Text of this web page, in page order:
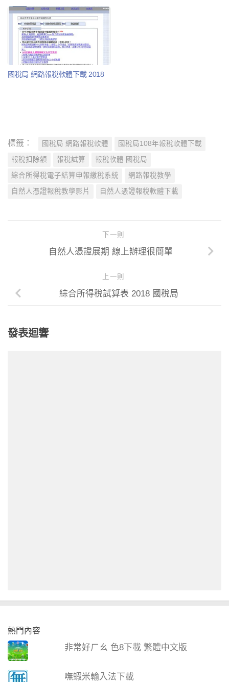
國稅局 網路報稅軟體下載 2018
標籤： 國稅局 網路報稅軟體 國稅局108年報稅軟體下載
報稅扣除額 報稅試算 報稅軟體 國稅局
綜合所得稅電子結算申報繳稅系統 網路報稅教學
自然人憑證報稅教學影片 自然人憑證報稅軟體下載
下一則
自然人憑證展期 線上辦理很簡單
上一則
綜合所得稅試算表 2018 國稅局
發表迴響
熱門內容
非常好ㄏㄠ 色8下載 繁體中文版
嘸蝦米輸入法下載